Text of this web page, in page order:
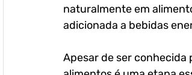
naturalmente em
adicionada a bebidas
Apesar de ser